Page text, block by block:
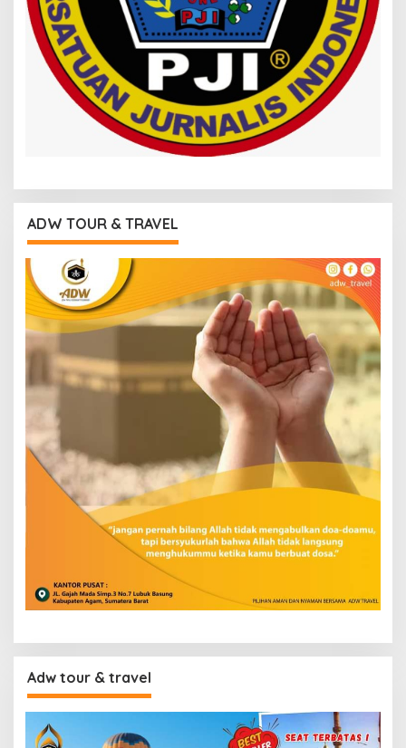
ADW TOUR & TRAVEL
Adw tour & travel